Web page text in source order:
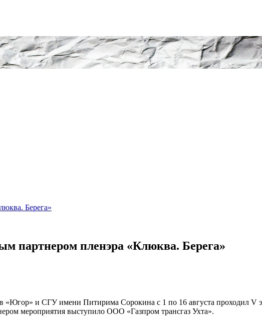
Берега»
партнером пленэра «Клюква. Берега»
и СГУ имени Питирима Сорокина c 1 по 16 августа проходил V
мероприятия выступило ООО «Газпром трансгаз Ухта».